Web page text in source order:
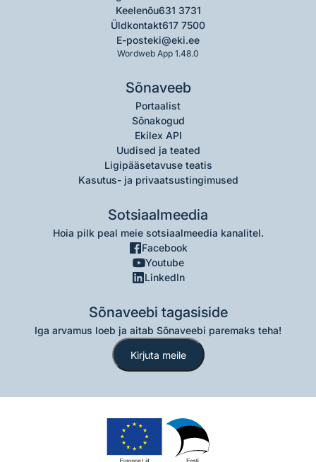
Keelenõu631 3731
Üldkontakt617 7500
E-posteki@eki.ee
Wordweb App 1.48.0
Sõnaveeb
Portaalist
Sõnakogud
Ekilex API
Uudised ja teated
Ligipääsetavuse teatis
Kasutus- ja privaatsustingimused
Sotsiaalmeedia
Hoia pilk peal meie sotsiaalmeedia kanalitel.
Facebook
Youtube
LinkedIn
Sõnaveebi tagasiside
Iga arvamus loeb ja aitab Sõnaveebi paremaks teha!
Kirjuta meile